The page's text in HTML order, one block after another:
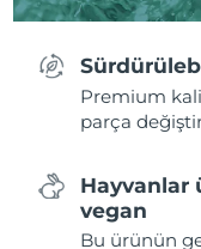
Premium
parça
Hayvanlar
vegan
Bu ürünün